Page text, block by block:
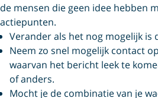
de mensen die geen idee hebben
actiepunten.
Verander als het nog mogelijk is
Neem zo snel mogelijk contact
waarvan het bericht leek te
of anders.
Mocht je de combinatie van je